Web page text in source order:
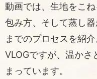
動画では、生地をこ
包み方、そして蒸し
までのプロセスを紹
VLOGですが、温かさ
まっています。